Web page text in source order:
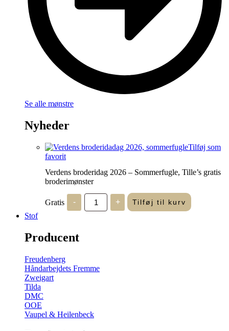
Se alle mønstre
Nyheder
Tilføj som
favorit
Verdens broderidag 2026 – Sommerfugle, Tille’s gratis
broderimønster
Gratis -
Verdens
broderidag
2026
+ Tilføj til kurv
Stof
Producent
Freudenberg
Håndarbejdets Fremme
Zweigart
Tilda
DMC
OOE
Vaupel & Heilenbeck